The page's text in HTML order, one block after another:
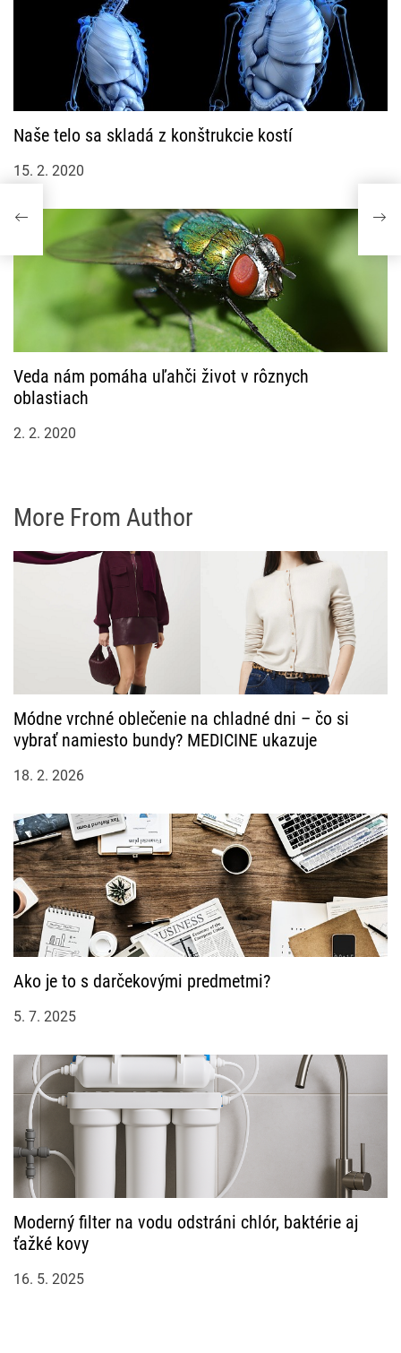
Naše telo sa skladá z konštrukcie kostí
15. 2. 2020
Veda nám pomáha uľahči život v rôznych
oblastiach
2. 2. 2020
More From Author
Módne vrchné oblečenie na chladné dni – čo si
vybrať namiesto bundy? MEDICINE ukazuje
18. 2. 2026
Ako je to s darčekovými predmetmi?
5. 7. 2025
Moderný filter na vodu odstráni chlór, baktérie aj
ťažké kovy
16. 5. 2025